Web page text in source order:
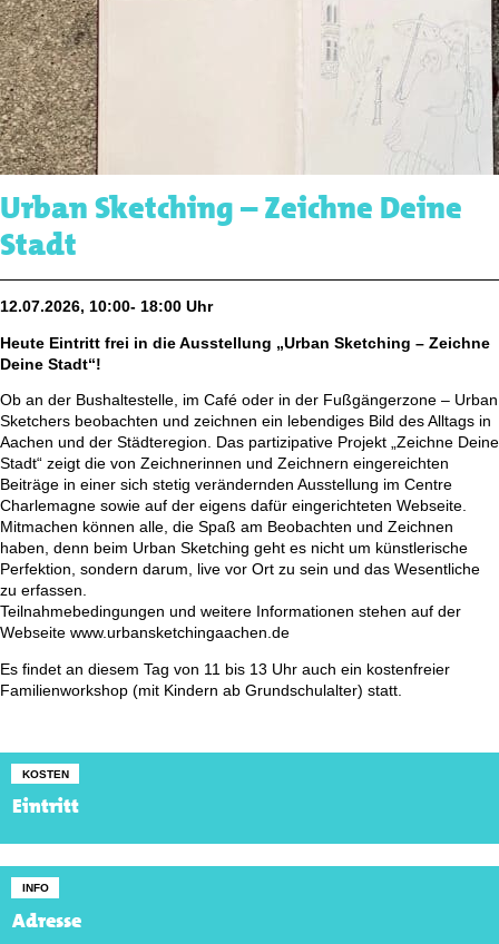
Urban Sketching – Zeichne Deine
Stadt
12.07.2026, 10:00- 18:00 Uhr
Heute Eintritt frei in die Ausstellung „Urban Sketching – Zeichne
Deine Stadt“!
Ob an der Bushaltestelle, im Café oder in der Fußgängerzone – Urban
Sketchers beobachten und zeichnen ein lebendiges Bild des Alltags in
Aachen und der Städteregion. Das partizipative Projekt „Zeichne Deine
Stadt“ zeigt die von Zeichnerinnen und Zeichnern eingereichten
Beiträge in einer sich stetig verändernden Ausstellung im Centre
Charlemagne sowie auf der eigens dafür eingerichteten Webseite.
Mitmachen können alle, die Spaß am Beobachten und Zeichnen
haben, denn beim Urban Sketching geht es nicht um künstlerische
Perfektion, sondern darum, live vor Ort zu sein und das Wesentliche
zu erfassen.
Teilnahmebedingungen und weitere Informationen stehen auf der
Webseite www.urbansketchingaachen.de
Es findet an diesem Tag von 11 bis 13 Uhr auch ein kostenfreier
Familienworkshop (mit Kindern ab Grundschulalter) statt.
KOSTEN
Eintritt
INFO
Adresse